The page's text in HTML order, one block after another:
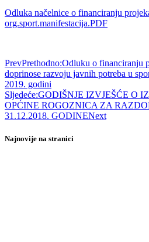
Odluka načelnice o financiranju
org.sport.manifestacija.PDF
PrevPrethodno:Odluku o financiranju
doprinose razvoju javnih potreba u
2019. godini
Sljedeće:GODIŠNJE IZVJEŠĆE O
OPĆINE ROGOZNICA ZA
31.12.2018. GODINENext
Najnovije na stranici